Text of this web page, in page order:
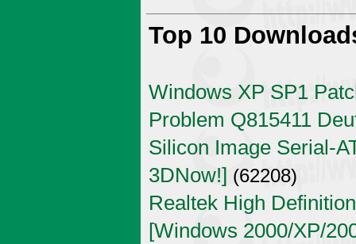
Top 10
Windows XP SP1
Problem Q815411
Silicon Image Serial-
3DNow!] (62208)
Realtek High
[Windows 2000/XP/